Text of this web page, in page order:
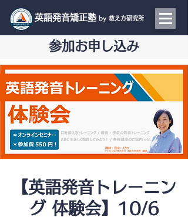
​英語発音矯正塾 by 教え方研究所
参加お申し込み
【英語発音トレーニン
グ 体験会】10/6